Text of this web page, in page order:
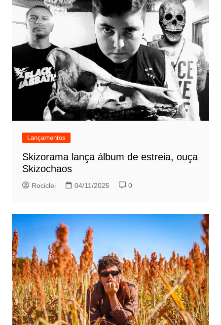
Lançamentos
Skizorama lança álbum de estreia, ouça
Skizochaos
Rociclei 04/11/2025 0